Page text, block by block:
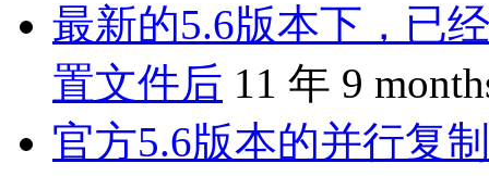
最新的5.6版本下，已
置文件后 11 年 9
官方5.6版本的并行复